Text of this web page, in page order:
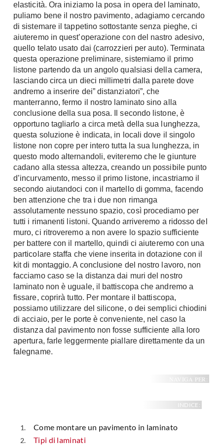
Giardino
Arredo giardino
Tende da sole
Gazebo
Fai da te in giardino
Il fai da te in bagno
Casa fai da te
Bricolage
elasticità. Ora iniziamo la posa in opera del laminato,
puliamo bene il nostro pavimento, adagiamo cercando
di sistemare il tappetino sottostante senza pieghe, ci
aiuteremo in quest’operazione con del nastro adesivo,
quello telato usato dai (carrozzieri per auto). Terminata
questa operazione preliminare, sistemiamo il primo
listone partendo da un angolo qualsiasi della camera,
lasciando circa un dieci millimetri dalla parete dove
andremo a inserire dei” distanziatori”, che
manterranno, fermo il nostro laminato sino alla
conclusione della sua posa. Il secondo listone, è
opportuno tagliarlo a circa metà della sua lunghezza,
questa soluzione è indicata, in locali dove il singolo
listone non copre per intero tutta la sua lunghezza, in
questo modo alternandoli, eviteremo che le giunture
cadano alla stessa altezza, creando un possibile punto
d’incurvamento, messo il primo listone, incastriamo il
secondo aiutandoci con il martello di gomma, facendo
ben attenzione che tra i due non rimanga
assolutamente nessuno spazio, così procediamo per
tutti i rimanenti listoni. Quando arriveremo a ridosso del
muro, ci ritroveremo a non avere lo spazio sufficiente
per battere con il martello, quindi ci aiuteremo con una
particolare staffa che viene inserita in dotazione con il
kit di montaggio. A conclusione del nostro lavoro, non
facciamo caso se la distanza dai muri del nostro
laminato non è uguale, il battiscopa che andremo a
fissare, coprirà tutto. Per montare il battiscopa,
possiamo utilizzare del silicone, o dei semplici chiodini
di acciaio, per le porte è conveniente, nel caso la
distanza dal pavimento non fosse sufficiente alla loro
apertura, farle leggermente piallare direttamente da un
falegname.
NAVIGA PER:
INDICE:
Come montare un pavimento in laminato
Tipi di laminati